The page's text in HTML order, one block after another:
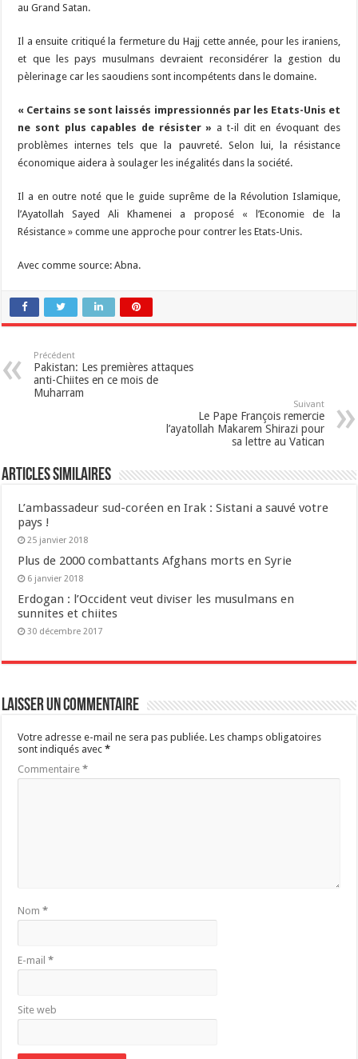
au Grand Satan.
Il a ensuite critiqué la fermeture du Hajj cette année, pour les iraniens,
et que les pays musulmans devraient reconsidérer la gestion du
pèlerinage car les saoudiens sont incompétents dans le domaine.
« Certains se sont laissés impressionnés par les Etats-Unis et
ne sont plus capables de résister » a t-il dit en évoquant des
problèmes internes tels que la pauvreté. Selon lui, la résistance
économique aidera à soulager les inégalités dans la société.
Il a en outre noté que le guide suprême de la Révolution Islamique,
l’Ayatollah Sayed Ali Khamenei a proposé « l’Economie de la
Résistance » comme une approche pour contrer les Etats-Unis.
Avec comme source: Abna.
Précédent
Pakistan: Les premières attaques
anti-Chiites en ce mois de
Muharram
Suivant
Le Pape François remercie
l’ayatollah Makarem Shirazi pour
sa lettre au Vatican
Articles similaires
L’ambassadeur sud-coréen en Irak : Sistani a sauvé votre
pays !
25 janvier 2018
Plus de 2000 combattants Afghans morts en Syrie
6 janvier 2018
Erdogan : l’Occident veut diviser les musulmans en
sunnites et chiites
30 décembre 2017
Laisser un commentaire
Votre adresse e-mail ne sera pas publiée. Les champs obligatoires
sont indiqués avec*
Commentaire*
Nom*
E-mail*
Site web